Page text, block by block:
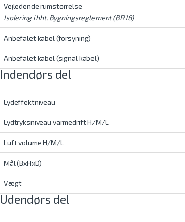
Vejledende rumstørrelse
Isolering i hht, Bygningsreglement (BR18)
Anbefalet kabel (forsyning)
Anbefalet kabel (signal kabel)
Indendørs del
Lydeffektniveau
Lydtryksniveau varmedrift H/M/L
Luft volume H/M/L
Mål (BxHxD)
Vægt
Udendørs del